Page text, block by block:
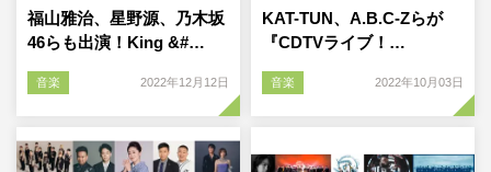
福山雅治、星野源、乃木坂
46らも出演！King &#…
音楽 2022年12月12日
KAT-TUN、A.B.C-Zらが
『CDTVライブ！…
音楽 2022年10月03日